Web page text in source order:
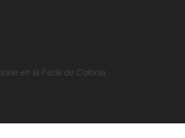
en la Feria de Colonia.